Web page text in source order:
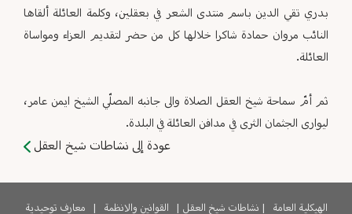
بدري تقي الدين باسم منتدى الشعر في بعقلين، وكلمة العائلة ألقاها
النائب مروان حمادة شاكرا خلالها كل من حضر لتقديم العزاء ومواساة
العائلة.
ثم أمّ سماحة شيخ العقل الصلاة والى جانبه المصلّي الشيخ ايمن عامر،
ليوارى الجثمان الثرى في مدافن العائلة في البلدة.
عودة إلى نشاطات شيخ العقل
الهيكلية العامة | نشاطات شيخ العقل | القوانين والانظمة | معارف توحيدية